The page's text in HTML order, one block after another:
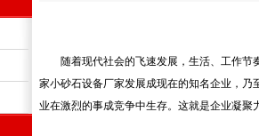
随着现代社会的飞速发展，生活、工作
家小砂石设备厂家发展成现在的知名企业，
业在激烈的事成竞争中生存。这就是企业凝聚